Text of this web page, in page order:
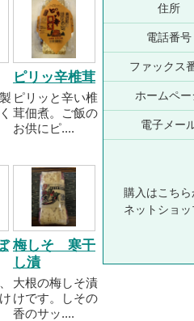
ピリッ辛椎茸
ピリッと辛い椎
茸佃煮。ご飯の
お供にピ....
梅しそ 寒干
し漬
大根の梅しそ漬
けです。しその
香のサッ....
住所
電話番号
ファックス
ホームペー
電子メー
購入はこちら
ネットショッ